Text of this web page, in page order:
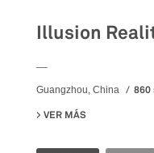
Illusion
Guangzhou, China 860
VER MÁS